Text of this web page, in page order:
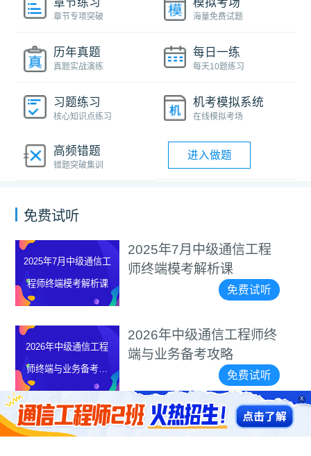
章节专项突破 海量免费试题
历年真题
真题实战演练
每日一练
每天10题练习
习题练习
核心知识点练习
机考模拟系统
在线模拟考场
高频错题
错题突破集训
进入做题
免费试听
2025年7月中级通信工
程师终端模考解析课
2025年7月中级通信工程
师终端模考解析课
免费试听
2026年中级通信工程
师终端与业务备考攻
略
2026年中级通信工程师终
端与业务备考攻略
免费试听
X